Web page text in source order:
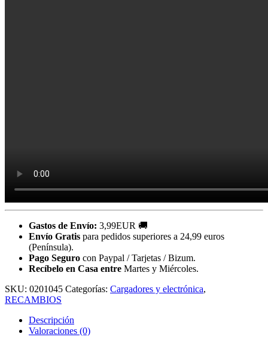
Gastos de Envío: 3,99EUR 🚚
Envío Gratis para pedidos superiores a 24,99 euros
(Península).
Pago Seguro con Paypal / Tarjetas / Bizum.
Recíbelo en Casa entre Martes y Miércoles.
SKU: 0201045 Categorías: Cargadores y electrónica,
RECAMBIOS
Descripción
Valoraciones (0)